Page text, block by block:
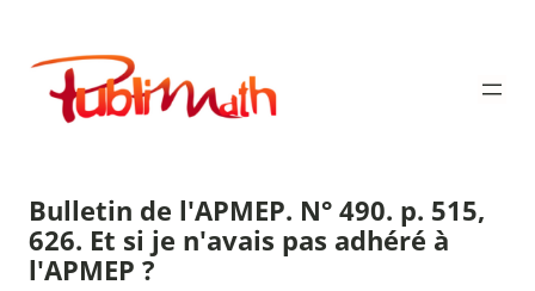
contenu
Publimath
Bulletin de l'APMEP. N° 490. p. 515,
626. Et si je n'avais pas adhéré à
l'APMEP ?